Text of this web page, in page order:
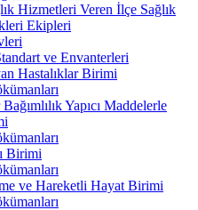
Hizmetleri Veren İlçe Sağlık
Ekipleri
ve Envanterleri
Hastalıklar Birimi
Yapıcı Maddelerle
Birimi
ve Hareketli Hayat Birimi